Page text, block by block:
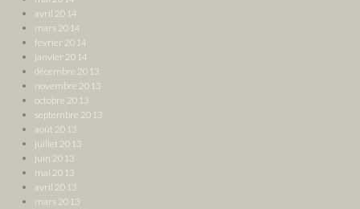
avril 2014
mars 2014
février 2014
janvier 2014
décembre 2013
novembre 2013
octobre 2013
septembre 2013
août 2013
juillet 2013
juin 2013
mai 2013
avril 2013
mars 2013